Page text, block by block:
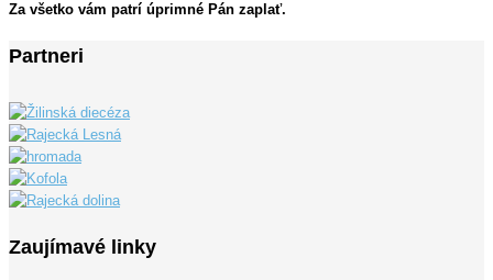
Za všetko vám patrí úprimné Pán zaplať.
Partneri
Zaujímavé linky